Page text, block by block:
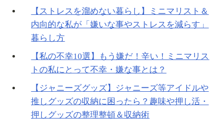
【ストレスを溜めない暮らし】ミニマリスト＆
内向的な私が「嫌いな事やストレスを減らす」
暮らし方
【私の不幸10選】もう嫌だ！辛い！ミニマリス
トの私にとって不幸・嫌な事とは？
【ジャニーズグッズ】ジャニーズ等アイドルや
推しグッズの収納に困ったら？趣味や押し活・
押しグッズの整理整頓＆収納術